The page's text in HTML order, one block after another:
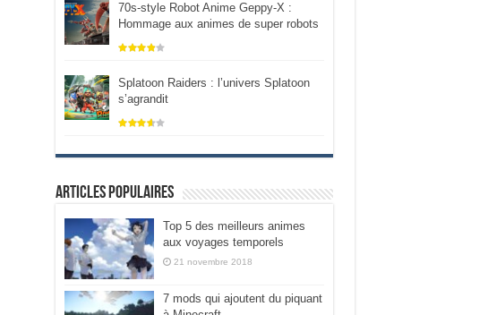
70s-style Robot Anime Geppy-X :
Hommage aux animes de super robots
Splatoon Raiders : l’univers Splatoon
s’agrandit
Articles populaires
Top 5 des meilleurs animes
aux voyages temporels
21 novembre 2018
7 mods qui ajoutent du piquant